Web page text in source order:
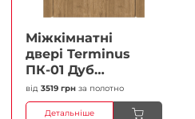
Міжкімнатні
двері Terminus
ПК-01 Дуб
античний Глухі
Плівка
від 3519 грн за полотно
Детальніше